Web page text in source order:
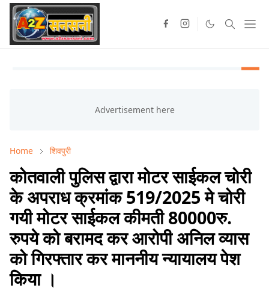
Home शिवपुरी
कोतवाली पुलिस द्वारा मोटर साईकल चोरी
के अपराध क्रमांक 519/2025 मे चोरी
गयी मोटर साईकल कीमती 80000रु.
रुपये को बरामद कर आरोपी अनिल व्यास
को गिरफ्तार कर माननीय न्यायालय पेश
किया ।